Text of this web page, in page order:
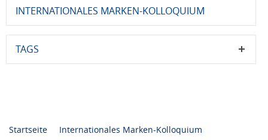
INTERNATIONALES MARKEN-KOLLOQUIUM
TAGS
Startseite Internationales Marken-Kolloquium